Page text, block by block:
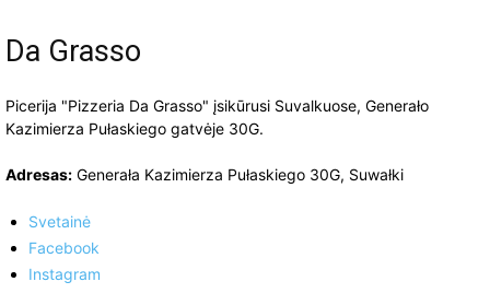
Da Grasso
Picerija "Pizzeria Da Grasso" įsikūrusi Suvalkuose, Generało
Kazimierza Pułaskiego gatvėje 30G.
Adresas: Generała Kazimierza Pułaskiego 30G, Suwałki
Svetainė
Facebook
Instagram